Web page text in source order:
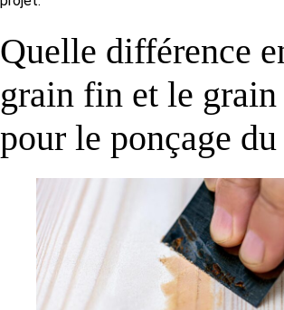
Quelle différence
grain fin et le grain
pour le ponçage